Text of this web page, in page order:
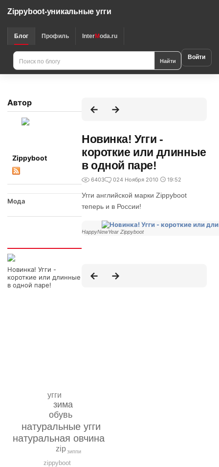
Zippyboot-уникальные угги
Блог Профиль InterModa.ru
Найти Войти
Автор
Zippyboot
Мода
Новинка! Угги -
короткие или длинные
в одной паре!
натуральные угги
натуральная овчина
обувь
зима
zip
угги
zippyboot
зиппи
Новинка! Угги -
короткие или длинные
в одной паре!
6403 024 Ноября 2010 19:52
Угги английской марки Zippyboot
теперь и в России!
HappyNewYear Zippyboot